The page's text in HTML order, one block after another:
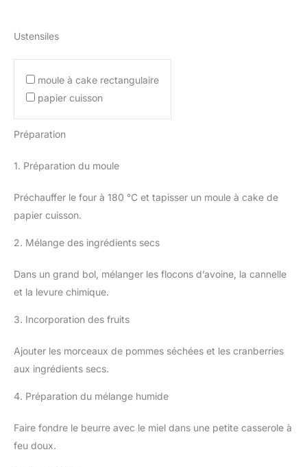
Ustensiles
moule à cake rectangulaire
papier cuisson
Préparation
1. Préparation du moule
Préchauffer le four à 180 °C et tapisser un moule à cake de
papier cuisson.
2. Mélange des ingrédients secs
Dans un grand bol, mélanger les flocons d’avoine, la cannelle
et la levure chimique.
3. Incorporation des fruits
Ajouter les morceaux de pommes séchées et les cranberries
aux ingrédients secs.
4. Préparation du mélange humide
Faire fondre le beurre avec le miel dans une petite casserole à
feu doux.